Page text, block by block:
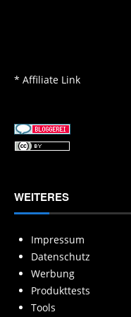
* Affiliate Link
WEITERES
Impressum
Datenschutz
Werbung
Produkttests
Tools